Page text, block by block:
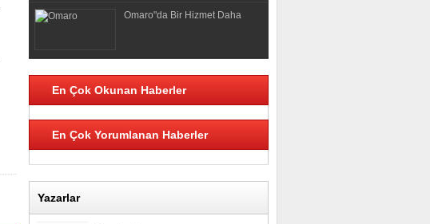
Omaro"da Bir Hizmet Daha
Yüzünü Gösterdi.
Adem varsa sorun yok ! Golün
videosu eklendi hemen
Danimarka'da Kültür ve
En Çok Okunan Haberler
En Çok Yorumlanan Haberler
Yazarlar